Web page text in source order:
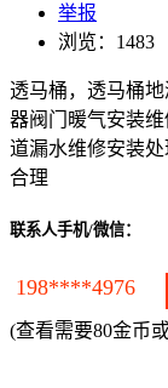
举报
浏览：1483
透马桶，透马桶
器阀门暖气安装
道漏水维修安装
合理
联系人手机/微信：
198****4976
(查看需要80金币